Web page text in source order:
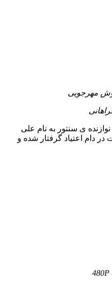
مهرجویی
ی سنتور به نام علی
دام اعتیاد گرفتار شده و
480P